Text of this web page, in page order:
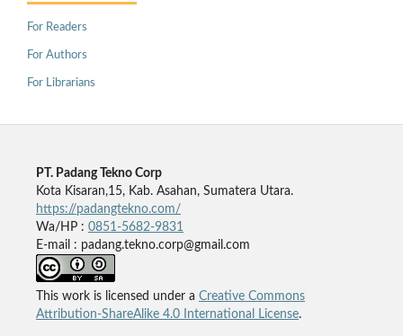
For Readers
For Authors
For Librarians
PT. Padang Tekno Corp
Kota Kisaran,15, Kab. Asahan, Sumatera Utara.
https://padangtekno.com/
Wa/HP : 0851-5682-9831
E-mail : padang.tekno.corp@gmail.com
This work is licensed under a Creative Commons
Attribution-ShareAlike 4.0 International License.